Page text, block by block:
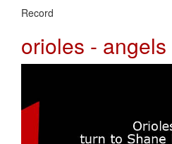
Record
orioles - angels